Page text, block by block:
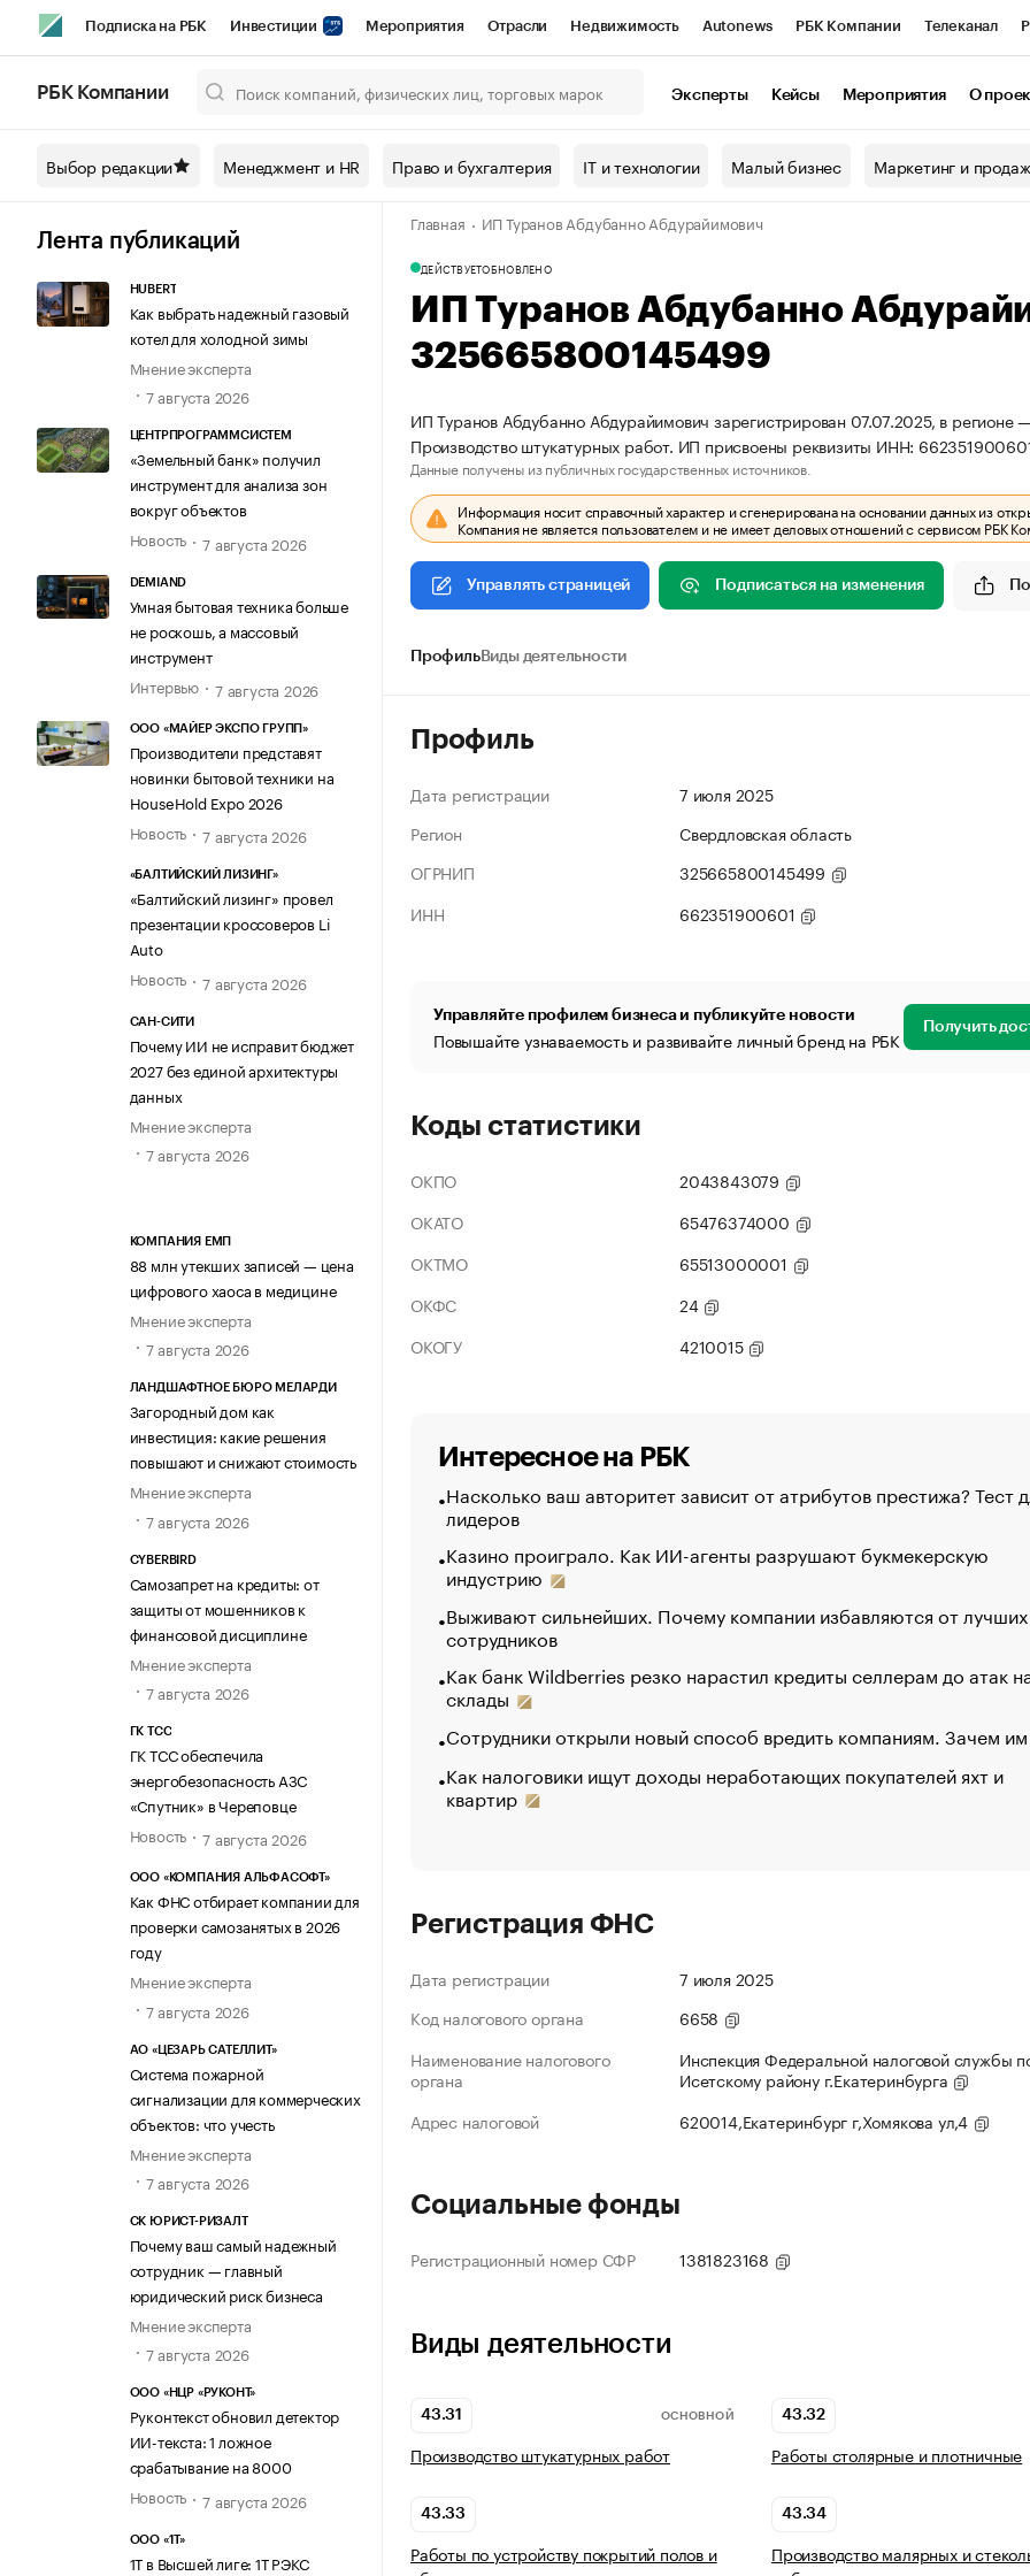
Подписка на РБК Инвестиции Мероприятия Отрасли Недвижимость Autonews РБК Компании Телеканал
Спецпроекты СПб Конференции СПб Спецпроекты Проверка контрагентов
Технологии и медиа Рынок наличной валюты
РБК Компании Эксперты Кейсы Мероприятия О
Выбор редакции Менеджмент и HR Право и бухгалтерия IT и технологии Малый бизнес Маркетинг и
Лента публикаций
HUBERT
Как выбрать надежный газовый
котел для холодной зимы
Мнение эксперта
7 августа 2026
ЦЕНТРПРОГРАММСИСТЕМ
«Земельный банк» получил
инструмент для анализа зон
вокруг объектов
Новость
7 августа 2026
DEMIAND
Умная бытовая техника больше
не роскошь, а массовый
инструмент
Интервью
7 августа 2026
ООО «МАЙЕР ЭКСПО ГРУПП»
Производители представят
новинки бытовой техники на
HouseHold Expo 2026
Новость
7 августа 2026
«БАЛТИЙСКИЙ ЛИЗИНГ»
«Балтийский лизинг» провел
презентации кроссоверов Li
Auto
Новость
7 августа 2026
САН-СИТИ
Почему ИИ не исправит бюджет
2027 без единой архитектуры
данных
Мнение эксперта
7 августа 2026
КОМПАНИЯ ЕМП
88 млн утекших записей — цена
цифрового хаоса в медицине
Мнение эксперта
7 августа 2026
ЛАНДШАФТНОЕ БЮРО МЕЛАРДИ
Загородный дом как
инвестиция: какие решения
повышают и снижают стоимость
Мнение эксперта
7 августа 2026
CYBERBIRD
Самозапрет на кредиты: от
защиты от мошенников к
финансовой дисциплине
Мнение эксперта
7 августа 2026
ГК ТСС
ГК ТСС обеспечила
энергобезопасность АЗС
«Спутник» в Череповце
Новость
7 августа 2026
ООО «КОМПАНИЯ АЛЬФАСОФТ»
Как ФНС отбирает компании для
проверки самозанятых в 2026
году
Мнение эксперта
7 августа 2026
АО «ЦЕЗАРЬ САТЕЛЛИТ»
Система пожарной
сигнализации для коммерческих
объектов: что учесть
Мнение эксперта
7 августа 2026
СК ЮРИСТ-РИЗАЛТ
Почему ваш самый надежный
сотрудник — главный
юридический риск бизнеса
Мнение эксперта
7 августа 2026
ООО «НЦР «РУКОНТ»
Руконтекст обновил детектор
ИИ-текста: 1 ложное
срабатывание на 8000
Новость
7 августа 2026
ООО «1Т»
1Т в Высшей лиге: 1Т РЭКС
Главная ИП Туранов Абдубанно Абдурайимович
ДЕЙСТВУЕТОБНОВЛЕНО
ИП Туранов Абдубанно
325665800145499
ИП Туранов Абдубанно Абдурайимович зарегистрирован 07.07.2025, в регионе
Производство штукатурных работ. ИП присвоены реквизиты ИНН:
Данные получены из публичных государственных источников.
Информация носит справочный характер и сгенерирована на основании данных из
Компания не является пользователем и не имеет деловых отношений с сервисом РБК
Управлять страницей Подписаться на изменения
ПрофильВиды деятельности
Профиль
Дата регистрации
7 июля 2025
Регион
Свердловская область
ОГРНИП
325665800145499
ИНН
662351900601
Управляйте профилем бизнеса и публикуйте новости
Повышайте узнаваемость и развивайте личный бренд на РБК Получить
Коды статистики
ОКПО
2043843079
ОКАТО
65476374000
ОКТМО
65513000001
ОКФС
24
ОКОГУ
4210015
Интересное на РБК
Насколько ваш авторитет зависит от атрибутов престижа? Тест
лидеров
Казино проиграло. Как ИИ-агенты разрушают букмекерскую
индустрию
Выживают сильнейших. Почему компании избавляются от лучших
сотрудников
Как банк Wildberries резко нарастил кредиты селлерам до атак
склады
Сотрудники открыли новый способ вредить компаниям. Зачем
Как налоговики ищут доходы неработающих покупателей яхт и
квартир
Регистрация ФНС
Дата регистрации
7 июля 2025
Код налогового органа
6658
Наименование налогового
органа
Инспекция Федеральной налоговой службы
Исетскому району г.Екатеринбурга
Адрес налоговой
620014,Екатеринбург г,Хомякова ул,4
Социальные фонды
Регистрационный номер СФР 1381823168
Виды деятельности
43.31 ОСНОВНОЙ
Производство штукатурных работ
43.32
Работы столярные и плотничные
43.33
Работы по устройству покрытий полов и
43.34
Производство малярных и